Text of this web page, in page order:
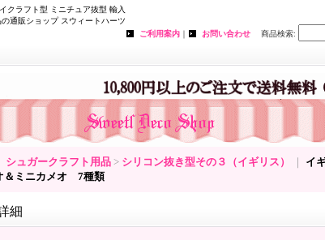
クラフト型 ミニチュア抜型 輸入
通販ショップ スウィートハーツ
ご利用案内 ｜ お問い合わせ 商品検索:
シュガークラフト用品 > シリコン抜き型その３（イギリス）
イ
＆ミニカメオ 7種類
細